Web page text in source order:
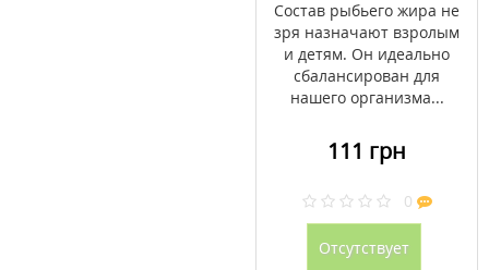
Состав рыбьего жира не
зря назначают взролым
и детям. Он идеально
сбалансирован для
нашего организма...
111 грн
0
Отсутствует